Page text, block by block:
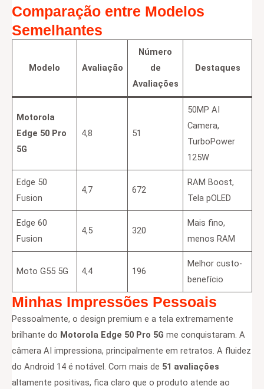
Comparação entre Modelos
Semelhantes
Modelo Avaliação
Número
de
Avaliações
Destaques
Motorola
Edge 50 Pro
5G
4,8 51
50MP AI
Camera,
TurboPower
125W
Edge 50
Fusion
4,7 672
RAM Boost,
Tela pOLED
Edge 60
Fusion
4,5 320
Mais fino,
menos RAM
Moto G55 5G 4,4 196
Melhor custo-
benefício
Minhas Impressões Pessoais
Pessoalmente, o design premium e a tela extremamente
brilhante do Motorola Edge 50 Pro 5G me conquistaram. A
câmera AI impressiona, principalmente em retratos. A fluidez
do Android 14 é notável. Com mais de 51 avaliações
altamente positivas, fica claro que o produto atende ao